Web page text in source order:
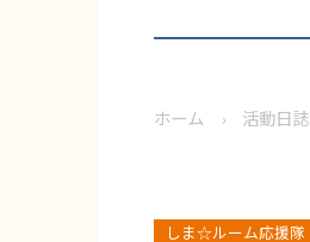
ホーム 活動日誌
しま☆ルーム応援隊